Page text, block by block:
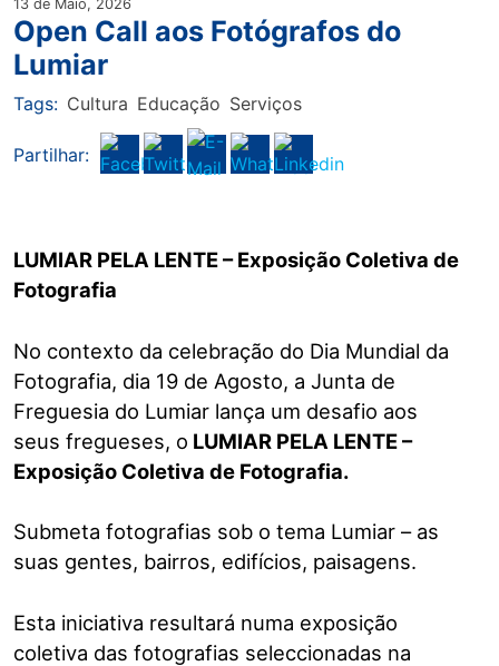
13 de Maio, 2026
Open Call aos Fotógrafos do
Lumiar
Tags: Cultura Educação Serviços
Partilhar:
LUMIAR PELA LENTE – Exposição Coletiva de
Fotografia
No contexto da celebração do Dia Mundial da
Fotografia, dia 19 de Agosto, a Junta de
Freguesia do Lumiar lança um desafio aos
seus fregueses, o LUMIAR PELA LENTE –
Exposição Coletiva de Fotografia.
Submeta fotografias sob o tema Lumiar – as
suas gentes, bairros, edifícios, paisagens.
Esta iniciativa resultará numa exposição
coletiva das fotografias seleccionadas na